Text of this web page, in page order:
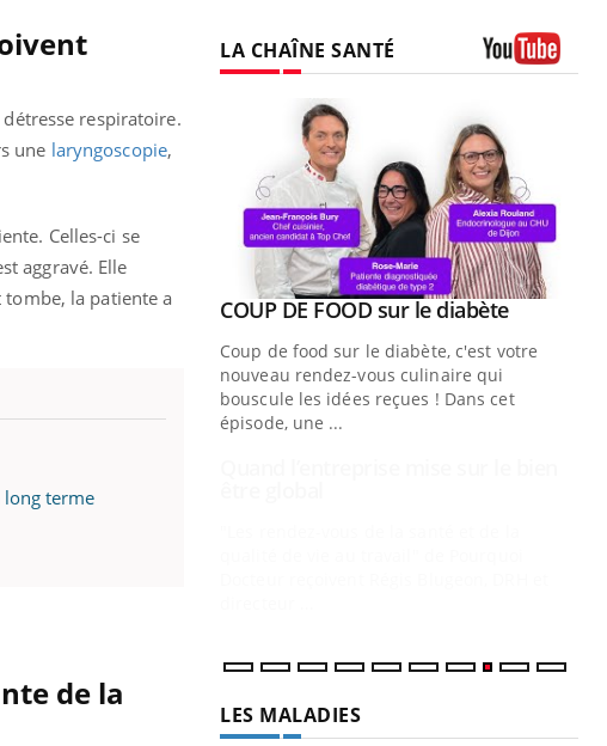
respiratoire.
une laryngoscopie,
Celles-ci se
aggravé. Elle
la patiente a
long terme
de la
LA CHAÎNE SANTÉ
sur le diabèteYoutubeYoutube
Quand l’entreprise mise sur le bien
"Les rendez-vous de la santé et de la
qualité de vie au travail" de Pourquoi
Docteur reçoivent Régis Blugeon, DRH et
LES MALADIES